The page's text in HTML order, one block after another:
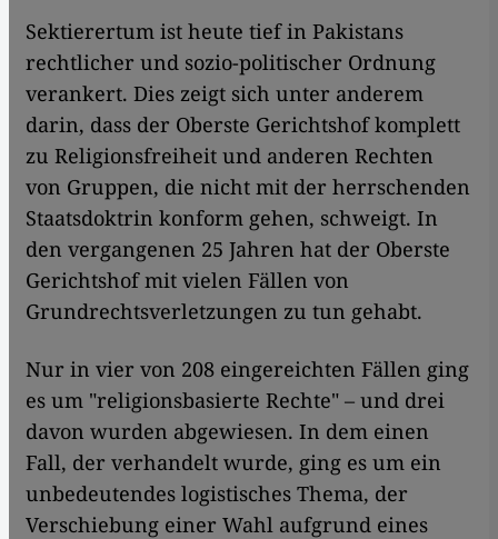
Sektierertum ist heute tief in Pakistans
rechtlicher und sozio-politischer Ordnung
verankert. Dies zeigt sich unter anderem
darin, dass der Oberste Gerichtshof komplett
zu Religionsfreiheit und anderen Rechten
von Gruppen, die nicht mit der herrschenden
Staatsdoktrin konform gehen, schweigt. In
den vergangenen 25 Jahren hat der Oberste
Gerichtshof mit vielen Fällen von
Grundrechtsverletzungen zu tun gehabt.
Nur in vier von 208 eingereichten Fällen ging
es um "religionsbasierte Rechte" – und drei
davon wurden abgewiesen. In dem einen
Fall, der verhandelt wurde, ging es um ein
unbedeutendes logistisches Thema, der
Verschiebung einer Wahl aufgrund eines